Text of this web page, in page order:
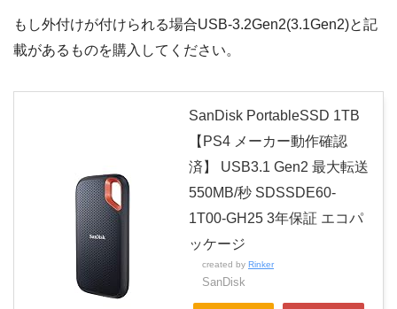
もし外付けが付けられる場合USB-3.2Gen2(3.1Gen2)と記
載があるものを購入してください。
SanDisk PortableSSD 1TB
【PS4 メーカー動作確認
済】 USB3.1 Gen2 最大転送
550MB/秒 SDSSDE60-
1T00-GH25 3年保証 エコパ
ッケージ
created by Rinker
SanDisk